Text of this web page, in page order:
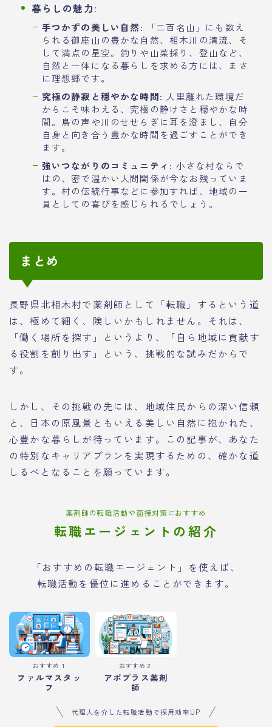
暮らしの魅力:
手つかずの美しい自然: 「二百名山」にも数え
られる御座山の豊かな自然、相木川の清流、そ
して満点の星空。釣りや山菜採り、登山など、
自然と一体になる暮らしを求める方には、まさ
に理想郷です。
究極の静寂と穏やかな時間: 人里離れた環境だ
からこそ味わえる、究極の静けさと穏やかな時
間。鳥の声や川のせせらぎに耳を澄まし、自分
自身と向き合う豊かな時間を過ごすことができ
ます。
強いつながりのコミュニティ : 小さな村ならで
はの、密で温かい人間関係が今なお残っていま
す。村の伝統行事などに参加すれば、地域の一
員としての喜びを感じられるでしょう。
まとめ
長野県北相木村で薬剤師として「転職」するという道
は、極めて細く、険しいかもしれません。それは、
「働く場所を探す」というより、「自ら地域に貢献す
る役割を創り出す」という、挑戦的な試みだからで
す。
しかし、その挑戦の先には、地域住民からの深い信頼
と、日本の原風景ともいえる美しい自然に抱かれた、
心豊かな暮らしが待っています。この記事が、あなた
の特別なキャリアプランを実現するための、確かな道
しるべとなることを願っています。
薬剤師の転職活動や面接対策におすすめ
転職エージェントの紹介
「おすすめの転職エージェント」を使えば、
転職活動を優位に進めることができます。
おすすめ１
ファルマスタッ
フ
おすすめ２
アポプラス薬剤
師
代理人を介した転職活動で採用効率UP